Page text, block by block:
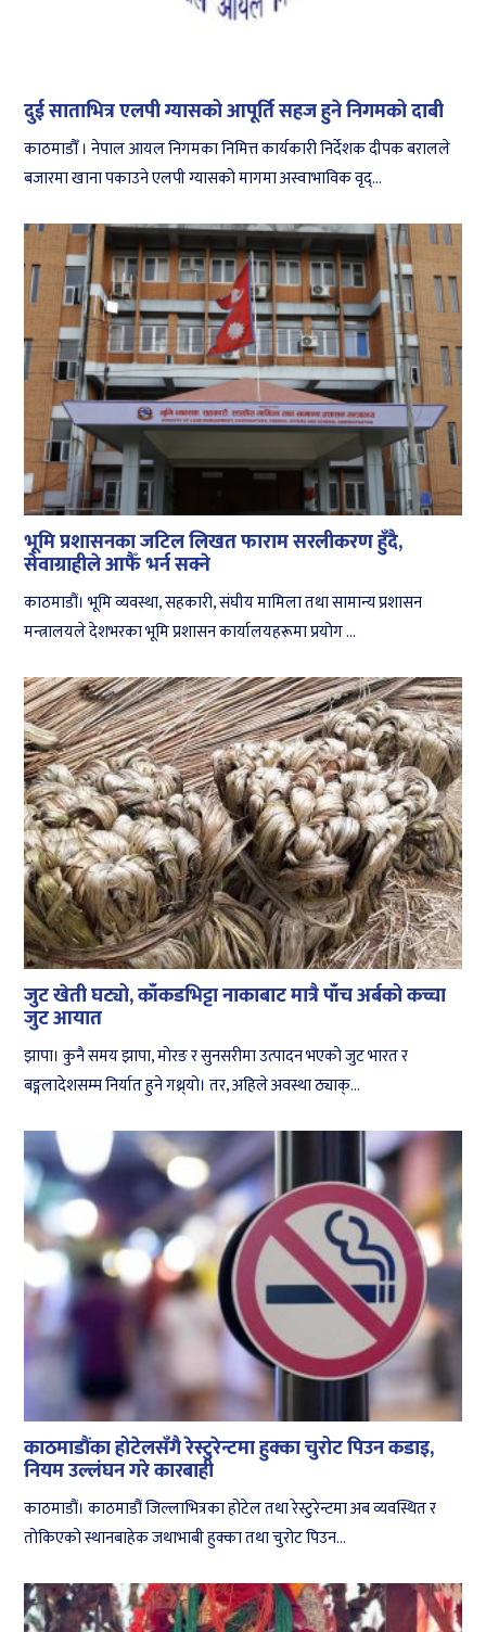
दुई साताभित्र एलपी ग्यासको आपूर्ति सहज हुने निगमको दाबी
काठमाडौँ । नेपाल आयल निगमका निमित्त कार्यकारी निर्देशक दीपक बरालले
बजारमा खाना पकाउने एलपी ग्यासको मागमा अस्वाभाविक वृद्...
भूमि प्रशासनका जटिल लिखत फाराम सरलीकरण हुँदै,
सेवाग्राहीले आफैँ भर्न सक्ने
काठमाडौं। भूमि व्यवस्था, सहकारी, संघीय मामिला तथा सामान्य प्रशासन
मन्त्रालयले देशभरका भूमि प्रशासन कार्यालयहरूमा प्रयोग ...
जुट खेती घट्यो, काँकडभिट्टा नाकाबाट मात्रै पाँच अर्बको कच्चा
जुट आयात
झापा। कुनै समय झापा, मोरङ र सुनसरीमा उत्पादन भएको जुट भारत र
बङ्गलादेशसम्म निर्यात हुने गथ्र्यो। तर, अहिले अवस्था ठ्याक्...
काठमाडौंका होटेलसँगै रेस्टुरेन्टमा हुक्का चुरोट पिउन कडाइ,
नियम उल्लंघन गरे कारबाही
काठमाडौं। काठमाडौं जिल्लाभित्रका होटेल तथा रेस्टुरेन्टमा अब व्यवस्थित र
तोकिएको स्थानबाहेक जथाभाबी हुक्का तथा चुरोट पिउन...